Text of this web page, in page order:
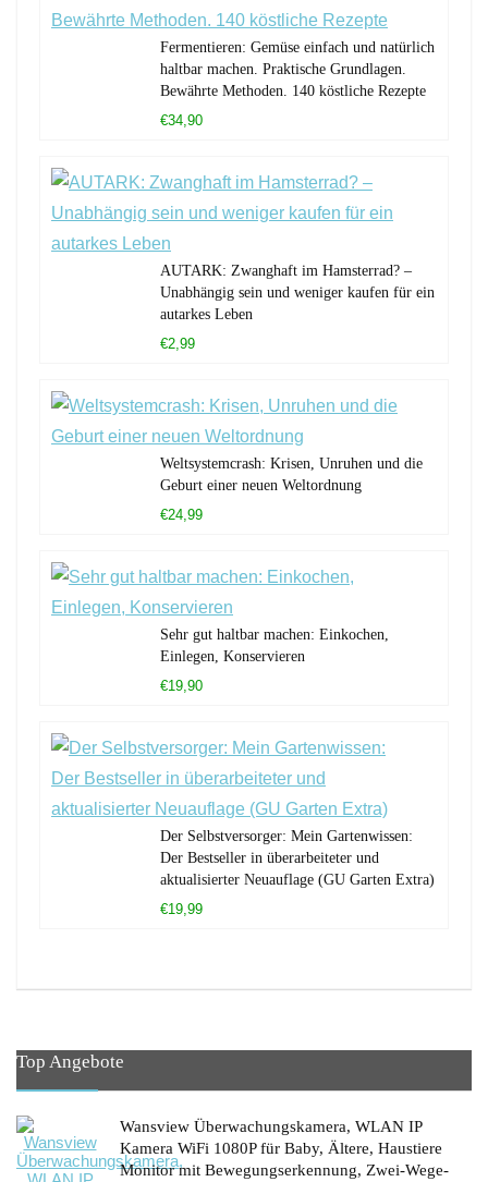
Fermentieren: Gemüse einfach und natürlich
haltbar machen. Praktische Grundlagen.
Bewährte Methoden. 140 köstliche Rezepte
€34,90
AUTARK: Zwanghaft im Hamsterrad? –
Unabhängig sein und weniger kaufen für ein
autarkes Leben
€2,99
Weltsystemcrash: Krisen, Unruhen und die
Geburt einer neuen Weltordnung
€24,99
Sehr gut haltbar machen: Einkochen,
Einlegen, Konservieren
€19,90
Der Selbstversorger: Mein Gartenwissen:
Der Bestseller in überarbeiteter und
aktualisierter Neuauflage (GU Garten Extra)
€19,99
Top Angebote
Wansview Überwachungskamera, WLAN IP
Kamera WiFi 1080P für Baby, Ältere, Haustiere
Monitor mit Bewegungserkennung, Zwei-Wege-